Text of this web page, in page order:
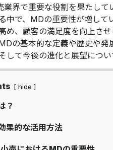
業界で重要な役割を果たし
中で、MDの重要性が増し
め、顧客の満足度を向上させ
の基本的な定義や歴史や
して今後の進化と展望につい
[ hide ]
？
果的な活用方法